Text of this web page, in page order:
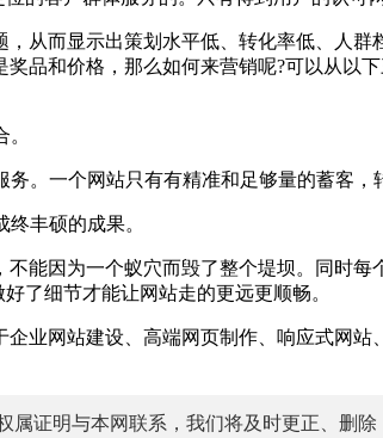
而显示出策划水平低、转化率低、人群
品和价格，那么如何来营销呢?可以从
一个网站只有有精准和足够量的蓄客，
丰硕的成果。
因为一个蚁穴而毁了整个堤坝。同时每
了细节才能让网站走的更远更顺畅。
业网站建设、高端网页制作、响应式网站
证明与本网联系，我们将及时更正、删除